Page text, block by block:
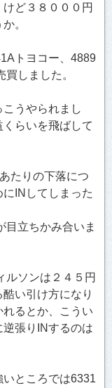
ど３８０００円
。
トヨコー、4889
しました。
うやられまし
らいを飛ばして
たりの下落につ
INしてしまった
目立ちかみ合いま
ルソンは２４５円
い引け方になり
るとか、こうい
張りINするのは
ところでは6331